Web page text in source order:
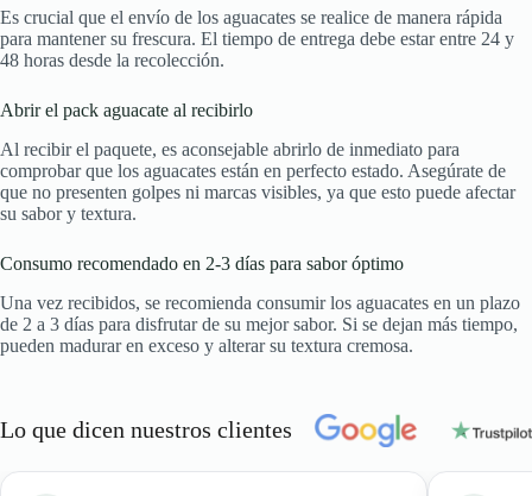
Es crucial que el envío de los aguacates se realice de manera rápida
para mantener su frescura. El tiempo de entrega debe estar entre 24 y
48 horas desde la recolección.
Abrir el pack aguacate al recibirlo
Al recibir el paquete, es aconsejable abrirlo de inmediato para
comprobar que los aguacates están en perfecto estado. Asegúrate de
que no presenten golpes ni marcas visibles, ya que esto puede afectar
su sabor y textura.
Consumo recomendado en 2-3 días para sabor óptimo
Una vez recibidos, se recomienda consumir los aguacates en un plazo
de 2 a 3 días para disfrutar de su mejor sabor. Si se dejan más tiempo,
pueden madurar en exceso y alterar su textura cremosa.
Lo que dicen nuestros clientes